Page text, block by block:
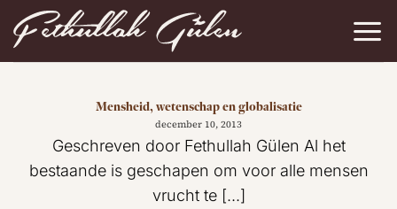
naar
inhoud
Mensheid, wetenschap en globalisatie
december 10, 2013
Geschreven door Fethullah Gülen Al het
bestaande is geschapen om voor alle mensen
vrucht te [...]